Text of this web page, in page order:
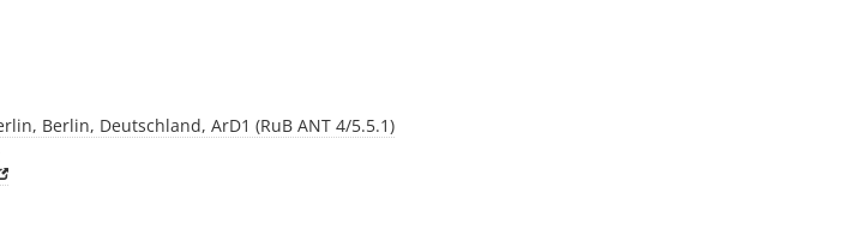
Berlin, Deutschland, ArD1 (RuB ANT 4/5.5.1)